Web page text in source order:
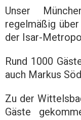
Unser
regelmäßig
der Isar-
Rund 1000
auch Markus
Zu der
Gäste